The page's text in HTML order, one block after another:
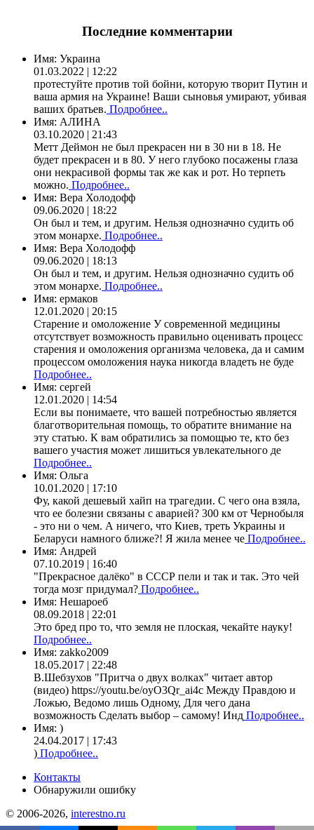
Последние комментарии
Имя: Украина
01.03.2022 | 12:22
протестуйте против той бойни, которую творит Путин и
ваша армия на Украине! Ваши сыновья умирают, убивая
ваших братьев. Подробнее..
Имя: АЛИНА
03.10.2020 | 21:43
Метт Деймон не был прекрасен ни в 30 ни в 18. Не
будет прекрасен и в 80. У него глубоко посажены глаза
они некрасивой формы так же как и рот. Но терпеть
можно. Подробнее..
Имя: Вера Холодофф
09.06.2020 | 18:22
Он был и тем, и другим. Нельзя однозначно судить об
этом монархе. Подробнее..
Имя: Вера Холодофф
09.06.2020 | 18:13
Он был и тем, и другим. Нельзя однозначно судить об
этом монархе. Подробнее..
Имя: ермаков
12.01.2020 | 20:15
Старение и омоложение У современной медицины
отсутствует возможность правильно оценивать процесс
старения и омоложения организма человека, да и самим
процессом омоложения наука никогда владеть не буде
Подробнее..
Имя: сергей
12.01.2020 | 14:54
Если вы понимаете, что вашей потребностью является
благотворительная помощь, то обратите внимание на
эту статью. К вам обратились за помощью те, кто без
вашего участия может лишиться увлекательного де
Подробнее..
Имя: Ольга
10.01.2020 | 17:10
Фу, какой дешевый хайп на трагедии. С чего она взяла,
что ее болезни связаны с аварией? 300 км от Чернобыля
- это ни о чем. А ничего, что Киев, треть Украины и
Беларуси намного ближе?! Я жила менее че Подробнее..
Имя: Андрей
07.10.2019 | 16:40
"Прекрасное далёко" в СССР пели и так и так. Это чей
тогда мозг придумал? Подробнее..
Имя: Нешароеб
08.09.2018 | 22:01
Это бред про то, что земля не плоская, чекайте науку!
Подробнее..
Имя: zakko2009
18.05.2017 | 22:48
В.Шебзухов "Притча о двух волках" читает автор
(видео) https://youtu.be/oyO3Qr_ai4c Между Правдою и
Ложью, Ведомо лишь Одному, Для чего дана
возможность Сделать выбор – самому! Инд Подробнее..
Имя: )
24.04.2017 | 17:43
) Подробнее..
Контакты
Обнаружили ошибку
© 2006-2026, interestno.ru